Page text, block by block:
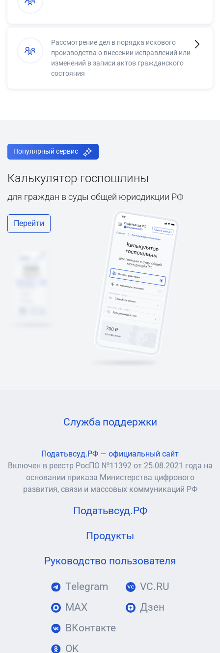
Рассмотрение дел в порядка искового
производства о внесении исправлений или
изменений в записи актов гражданского
состояния
Популярный сервис
Калькулятор госпошлины
для граждан в суды общей юрисдикции РФ
Перейти
Служба поддержки
Податьвсуд.РФ — официальный сайт
Включен в реестр РосПО №11392 от 25.08.2021 года на
основании приказа Министерства цифрового
развития, связи и массовых коммуникаций РФ
Податьвсуд.РФ
Продукты
Руководство пользователя
Telegram
MAX
ВКонтакте
OK
VC.RU
Дзен